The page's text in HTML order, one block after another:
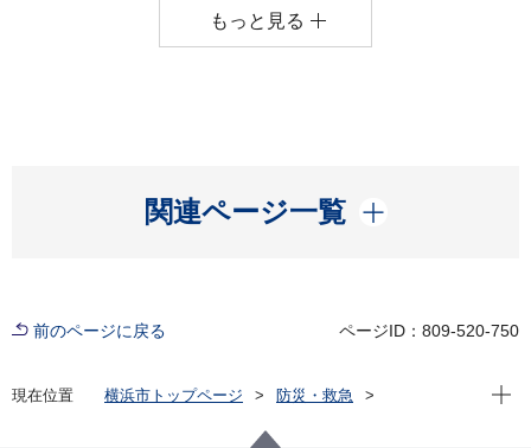
もっと見る
関連ページ一覧
開く
前のページに戻る ページID：809-520-750
現在位置 横浜市トップページ
防災・救急
わが家の対策（自助）
現在